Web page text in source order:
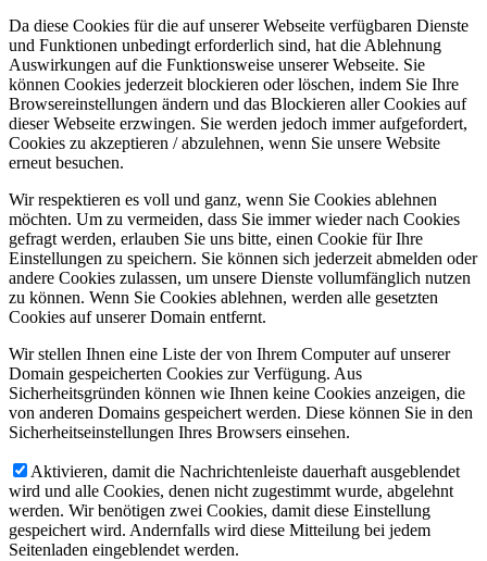
Da diese Cookies für die auf unserer Webseite verfügbaren Dienste
und Funktionen unbedingt erforderlich sind, hat die Ablehnung
Auswirkungen auf die Funktionsweise unserer Webseite. Sie
können Cookies jederzeit blockieren oder löschen, indem Sie Ihre
Browsereinstellungen ändern und das Blockieren aller Cookies auf
dieser Webseite erzwingen. Sie werden jedoch immer aufgefordert,
Cookies zu akzeptieren / abzulehnen, wenn Sie unsere Website
erneut besuchen.
Wir respektieren es voll und ganz, wenn Sie Cookies ablehnen
möchten. Um zu vermeiden, dass Sie immer wieder nach Cookies
gefragt werden, erlauben Sie uns bitte, einen Cookie für Ihre
Einstellungen zu speichern. Sie können sich jederzeit abmelden oder
andere Cookies zulassen, um unsere Dienste vollumfänglich nutzen
zu können. Wenn Sie Cookies ablehnen, werden alle gesetzten
Cookies auf unserer Domain entfernt.
Wir stellen Ihnen eine Liste der von Ihrem Computer auf unserer
Domain gespeicherten Cookies zur Verfügung. Aus
Sicherheitsgründen können wie Ihnen keine Cookies anzeigen, die
von anderen Domains gespeichert werden. Diese können Sie in den
Sicherheitseinstellungen Ihres Browsers einsehen.
Aktivieren, damit die Nachrichtenleiste dauerhaft ausgeblendet
wird und alle Cookies, denen nicht zugestimmt wurde, abgelehnt
werden. Wir benötigen zwei Cookies, damit diese Einstellung
gespeichert wird. Andernfalls wird diese Mitteilung bei jedem
Seitenladen eingeblendet werden.